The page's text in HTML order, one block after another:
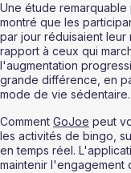
Une étude
montré que les
par jour réduisaient
rapport à ceux qui
l'augmentation
grande différence, en
mode de vie sédentaire.
Comment GoJoe peut
les activités de bingo,
en temps réel.
maintenir l'engagement